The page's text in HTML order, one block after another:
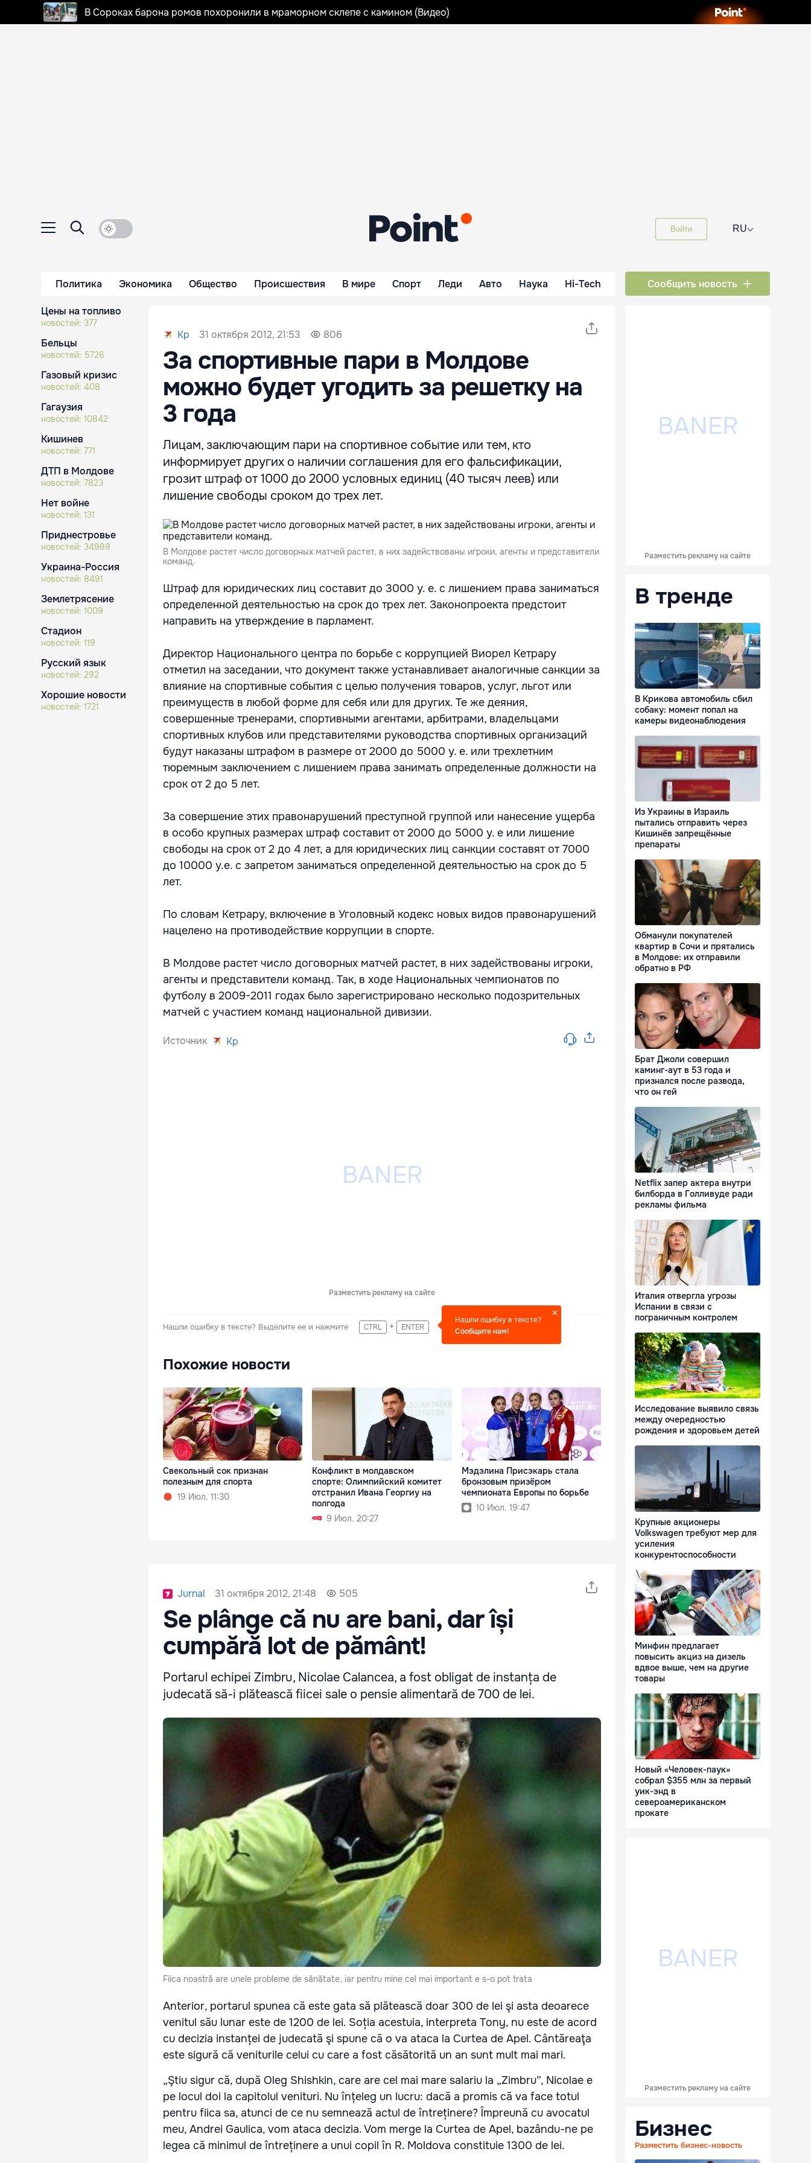
В Сороках барона ромов похоронили в мраморном склепе с камином (Видео)
Войти RU⌵
Политика Экономика Общество Происшествия В мире Спорт Леди Авто Наука Hi-Tech Сообщить новость
Цены на топливо
новостей: 377
Бельцы
новостей: 5726
Газовый кризис
новостей: 408
Гагаузия
новостей: 10842
Кишинев
новостей: 771
ДТП в Молдове
новостей: 7823
Нет войне
новостей: 131
Приднестровье
новостей: 34989
Украина-Россия
новостей: 8491
Землетрясение
новостей: 1009
Стадион
новостей: 119
Русский язык
новостей: 292
Хорошие новости
новостей: 1721
Kp 31 октября 2012, 21:53 806
За спортивные пари в Молдове
можно будет угодить за решетку на
3 года
Лицам, заключающим пари на спортивное событие или тем, кто
информирует других о наличии соглашения для его фальсификации,
грозит штраф от 1000 до 2000 условных единиц (40 тысяч леев) или
лишение свободы сроком до трех лет.
В Молдове растет число договорных матчей растет, в них задействованы игроки, агенты и представители
команд.
Штраф для юридических лиц составит до 3000 у. е. с лишением права заниматься
определенной деятельностью на срок до трех лет. Законопроекта предстоит
направить на утверждение в парламент.
Директор Национального центра по борьбе с коррупцией Виорел Кетрару
отметил на заседании, что документ также устанавливает аналогичные санкции за
влияние на спортивные события с целью получения товаров, услуг, льгот или
преимуществ в любой форме для себя или для других. Те же деяния,
совершенные тренерами, спортивными агентами, арбитрами, владельцами
спортивных клубов или представителями руководства спортивных организаций
будут наказаны штрафом в размере от 2000 до 5000 у. е. или трехлетним
тюремным заключением с лишением права занимать определенные должности на
срок от 2 до 5 лет.
За совершение этих правонарушений преступной группой или нанесение ущерба
в особо крупных размерах штраф составит от 2000 до 5000 у. е или лишение
свободы на срок от 2 до 4 лет, а для юридических лиц санкции составят от 7000
до 10000 у.е. с запретом заниматься определенной деятельностью на срок до 5
лет.
По словам Кетрару, включение в Уголовный кодекс новых видов правонарушений
нацелено на противодействие коррупции в спорте.
В Молдове растет число договорных матчей растет, в них задействованы игроки,
агенты и представители команд. Так, в ходе Национальных чемпионатов по
футболу в 2009-2011 годах было зарегистрировано несколько подозрительных
матчей с участием команд национальной дивизии.
Источник Kp
Разместить рекламу на сайте
Нашли ошибку в тексте? Выделите ее и нажмите CTRL + ENTER
Нашли ошибку в тексте?
Сообщите нам!
Похожие новости
Свекольный сок признан
полезным для спорта
19 Июл. 11:30
Конфликт в молдавском
спорте: Олимпийский комитет
отстранил Ивана Георгиу на
полгода
9 Июл. 20:27
Мэдэлина Присэкарь стала
бронзовым призёром
чемпионата Европы по борьбе
10 Июл. 19:47
Jurnal 31 октября 2012, 21:48 505
Se plânge că nu are bani, dar își
cumpără lot de pământ!
Portarul echipei Zimbru, Nicolae Calancea, a fost obligat de instanța de
judecată să-i plătească fiicei sale o pensie alimentară de 700 de lei.
Fiica noastră are unele probleme de sănătate, iar pentru mine cel mai important e s-o pot trata
Anterior, portarul spunea că este gata să plătească doar 300 de lei şi asta deoarece
venitul său lunar este de 1200 de lei. Soția acestuia, interpreta Tony, nu este de acord
cu decizia instanței de judecată şi spune că o va ataca la Curtea de Apel. Cântăreaţa
este sigură că veniturile celui cu care a fost căsătorită un an sunt mult mai mari.
„Ştiu sigur că, după Oleg Shishkin, care are cel mai mare salariu la „Zimbru”, Nicolae e
pe locul doi la capitolul venituri. Nu înțeleg un lucru: dacă a promis că va face totul
pentru fiica sa, atunci de ce nu semnează actul de întreținere? Împreună cu avocatul
meu, Andrei Gaulica, vom ataca decizia. Vom merge la Curtea de Apel, bazându-ne pe
legea că minimul de întreținere a unui copil în R. Moldova constituie 1300 de lei.
Разместить рекламу на сайте
В тренде
В Крикова автомобиль сбил
собаку: момент попал на
камеры видеонаблюдения
Из Украины в Израиль
пытались отправить через
Кишинёв запрещённые
препараты
Обманули покупателей
квартир в Сочи и прятались
в Молдове: их отправили
обратно в РФ
Брат Джоли совершил
каминг-аут в 53 года и
признался после развода,
что он гей
Netflix запер актера внутри
билборда в Голливуде ради
рекламы фильма
Италия отвергла угрозы
Испании в связи с
пограничным контролем
Исследование выявило связь
между очередностью
рождения и здоровьем детей
Крупные акционеры
Volkswagen требуют мер для
усиления
конкурентоспособности
Минфин предлагает
повысить акциз на дизель
вдвое выше, чем на другие
товары
Новый «Человек-паук»
собрал $355 млн за первый
уик-энд в
североамериканском
прокате
Разместить рекламу на сайте
Бизнес
Разместить бизнес-новость